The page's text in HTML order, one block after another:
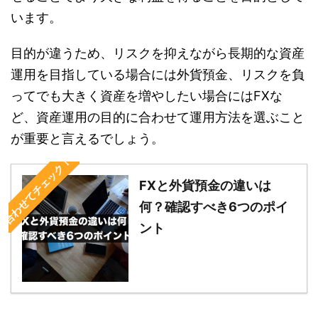
います。
目的が違うため、リスクを抑えながら長期的な資産
運用を目指している場合には外貨預金、リスクを負
ってでも大きく資産を増やしたい場合にはFXな
ど、資産運用の目的に合わせて運用方法を選ぶこと
が重要と言えるでしょう。
合わせてチェック！
FXと外貨預金の違いは
何？確認すべき6つのポイ
ント